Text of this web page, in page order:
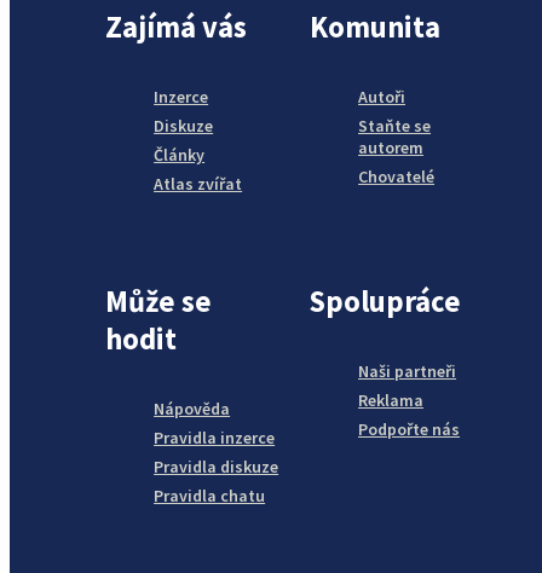
Zajímá vás
Inzerce
Diskuze
Články
Atlas zvířat
Komunita
Autoři
Staňte se
autorem
Chovatelé
Může se
hodit
Nápověda
Pravidla inzerce
Pravidla diskuze
Pravidla chatu
Spolupráce
Naši partneři
Reklama
Podpořte nás